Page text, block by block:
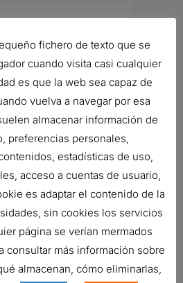
DE RETENCIÓN
SPIN-ON
fichero de texto que se
cuando visita casi cualquier
es que la web sea capaz de
vuelva a navegar por esa
almacenar información de
preferencias personales,
estadísticas de uso,
acceso a cuentas de usuario,
es adaptar el contenido de la
sin cookies los servicios
página se verían mermados
consultar más información sobre
almacenan, cómo eliminarlas,